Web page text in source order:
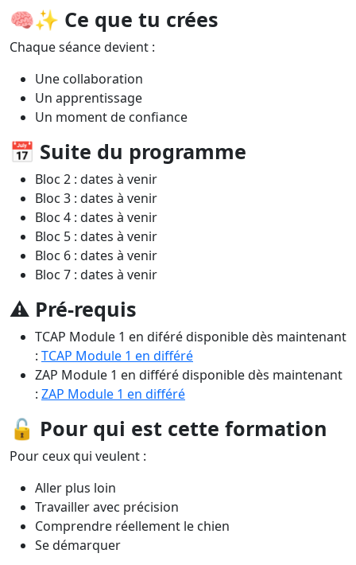
🧠✨ Ce que tu crées
Chaque séance devient :
Une collaboration
Un apprentissage
Un moment de confiance
📅 Suite du programme
Bloc 2 : dates à venir
Bloc 3 : dates à venir
Bloc 4 : dates à venir
Bloc 5 : dates à venir
Bloc 6 : dates à venir
Bloc 7 : dates à venir
⚠️ Pré-requis
TCAP Module 1 en diféré disponible dès maintenant
: TCAP Module 1 en différé
ZAP Module 1 en différédisponible dès maintenant
: ZAP Module 1 en différé
🔓 Pour qui est cette formation
Pour ceux qui veulent :
Aller plus loin
Travailler avec précision
Comprendre réellement le chien
Se démarquer